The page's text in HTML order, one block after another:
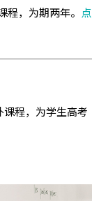
，为期两年。 点
程，为学生高考